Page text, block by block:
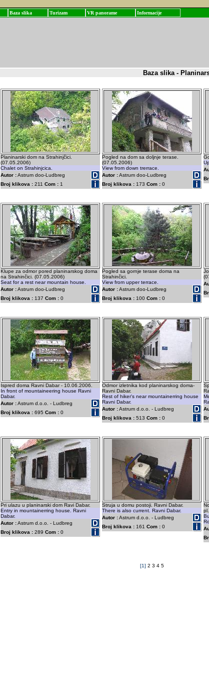
Baza slika Turizam VR panorame Informacije
Baza slika -
Planinarski dom na Strahinjčici.
(07.05.2006)
Chalet on Strahinjcica.
Autor :Astrum doo-Ludbreg
Broj klikova : 211 Com : 1
Pogled na dom sa doljnje terase.
(07.05.2006)
View from down trerrace.
Autor :Astrum doo-Ludbreg
Broj klikova : 173 Com : 0
Klupe za odmor pored planinarskog doma
na Strahinčici. (07.05.2006)
Seat for a rest near mountain house.
Autor :Astrum doo-Ludbreg
Broj klikova : 137 Com : 0
Pogled sa gornje terase doma na
Strahinčici.
View from upper terrace.
Autor :Astrum doo-Ludbreg
Broj klikova : 100 Com : 0
Ispred doma Ravni Dabar - 10.06.2006.
In front of mountaineering house Ravni
Dabar.
Autor :Astrum d.o.o. - Ludbreg
Broj klikova : 695 Com : 0
Odmor izletnika kod planinarskog doma-
Ravni Dabar.
Rest of hiker's near mountainerring house
Ravni Dabar.
Autor :Astrum d.o.o. - Ludbreg
Broj klikova : 513 Com : 0
Pri ulazu u planinarski dom Ravi Dabar.
Entry in mountainerring house. Ravni
Dabar.
Autor :Astrum d.o.o. - Ludbreg
Broj klikova : 289 Com : 0
Struja u domu postoji. Ravni Dabar.
There is also current. Ravni Dabar.
Autor :Astrum d.o.o. - Ludbreg
Broj klikova : 161 Com : 0
[1] 2 3 4 5